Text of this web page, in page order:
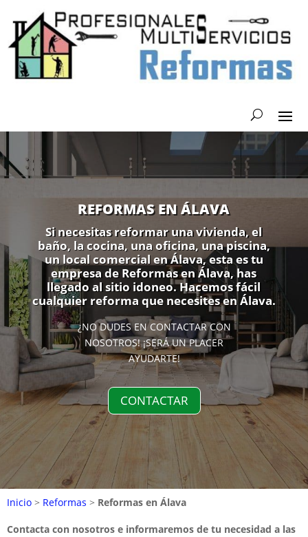
REFORMAS EN ÁLAVA
Si necesitas reformar una vivienda, el
baño, la cocina, una oficina, una piscina,
un local comercial en Álava, esta es tu
empresa de Reformas en Álava, has
llegado al sitio idoneo. Hacemos fácil
cualquier reforma que necesites en Álava.
¿NO DUDES EN CONTACTAR CON
NOSOTROS! ¡SERÁ UN PLACER
AYUDARTE!
CONTACTAR
Inicio > Reformas > Reformas en Álava
Contacta con nosotros e informaremos de tu necesidad a las